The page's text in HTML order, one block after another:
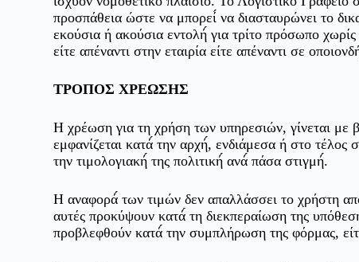
προσπάθεια ώστε να μπορεί́ να διασταυρώνει το
εκούσια ή ακούσια εντολή́ για τρίτο πρόσωπο
είτε απέναντι στην εταιρία είτε απέναντι σε
ΤΡΟΠΟΣ ΧΡΕΩΣΗΣ
Η χρέωση για τη χρήση των υπηρεσιών, γίνεται με
εμφανίζεται κατά́ την αρχή́, ενδιάμεσα ή στο
την τιμολογιακή́ της πολιτική́ ανά́ πάσα στιγμή́.
Η αναφορά́ των τιμών δεν απαλλάσσει το χρήστη
αυτές προκύψουν κατά́ τη διεκπεραίωση της
προβλεφθούν κατά́ την συμπλήρωση της φόρμας,